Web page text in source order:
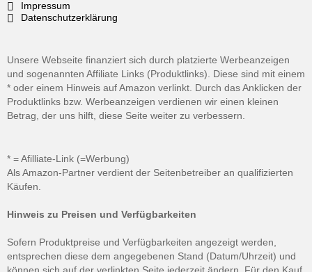
Impressum
Datenschutzerklärung
Unsere Webseite finanziert sich durch platzierte Werbeanzeigen
und sogenannten Affiliate Links (Produktlinks). Diese sind mit einem
* oder einem Hinweis auf Amazon verlinkt. Durch das Anklicken der
Produktlinks bzw. Werbeanzeigen verdienen wir einen kleinen
Betrag, der uns hilft, diese Seite weiter zu verbessern.
* = Afilliate-Link (=Werbung)
Als Amazon-Partner verdient der Seitenbetreiber an qualifizierten
Käufen.
Hinweis zu Preisen und Verfügbarkeiten
Sofern Produktpreise und Verfügbarkeiten angezeigt werden,
entsprechen diese dem angegebenen Stand (Datum/Uhrzeit) und